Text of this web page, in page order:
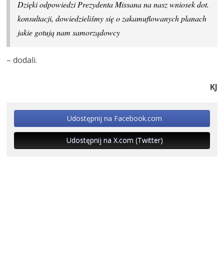
Dzięki odpowiedzi Prezydenta Missana na nasz wniosek dot.
konsultacji, dowiedzieliśmy się o zakamuflowanych planach
jakie gotują nam samorządowcy
– dodali.
KJ
Udostępnij na Facebook.com
Udostępnij na X.com (Twitter)